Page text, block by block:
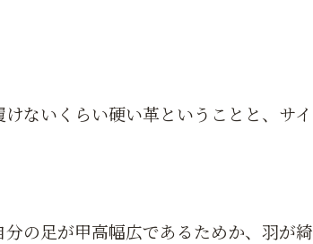
ないくらい硬い革ということと、サイ
の足が甲高幅広であるためか、羽が綺